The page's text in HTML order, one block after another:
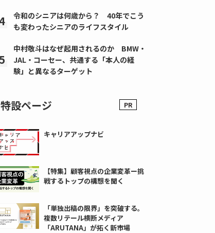
令和のシニアは何歳から？ 40年でこう
も変わったシニアのライフスタイル
中村敬斗はなぜ起用されるのか BMW・
JAL・コーセー、共通する「本人の経
験」と異なるターゲット
特設ページ
キャリアアップナビ
【特集】顧客視点の企業変革ー挑
戦するトップの構想を聞く
「単独出稿の限界」を突破する。
複数リテール横断メディア
「ARUTANA」が拓く新市場